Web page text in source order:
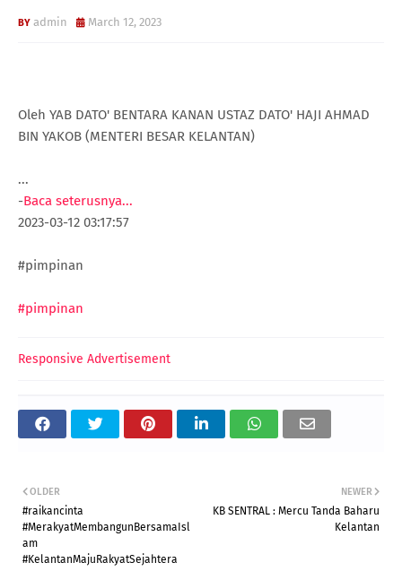
admin March 12, 2023
Oleh YAB DATO' BENTARA KANAN USTAZ DATO' HAJI AHMAD
BIN YAKOB (MENTERI BESAR KELANTAN)
...
-Baca seterusnya...
2023-03-12 03:17:57
#pimpinan
#pimpinan
Responsive Advertisement
NEWER
KB SENTRAL : Mercu Tanda Baharu
Kelantan
OLDER
#raikancinta
#MerakyatMembangunBersamaIsl
am
#KelantanMajuRakyatSejahtera